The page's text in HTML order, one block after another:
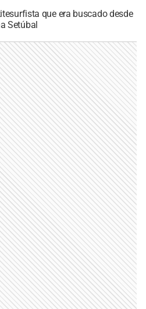
que era buscado desde
Setúbal